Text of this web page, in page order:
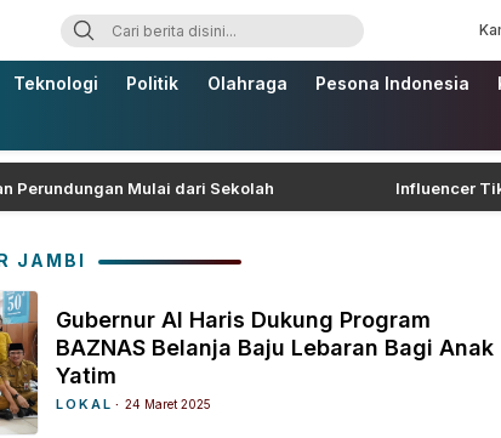
Teknologi Politik Olahraga Pesona Indonesia
Mulai dari Sekolah Influencer TikTok
JAMBI
Gubernur Al Haris Dukung Program
BAZNAS Belanja Baju Lebaran Bagi Anak
Yatim
LOKAL 24 Maret 2025